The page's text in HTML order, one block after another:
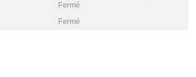
Fermé
Fermé